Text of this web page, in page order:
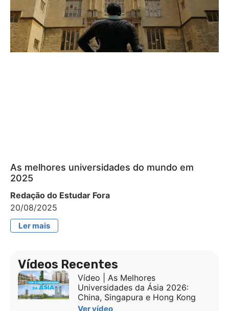
As melhores universidades do mundo em
2025
Redação do Estudar Fora
20/08/2025
Ler mais
Vídeos Recentes
Vídeo | As Melhores
Universidades da Ásia 2026:
China, Singapura e Hong Kong
Ver vídeo